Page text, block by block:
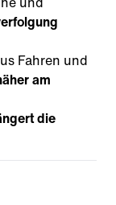
Fahren und
am
die